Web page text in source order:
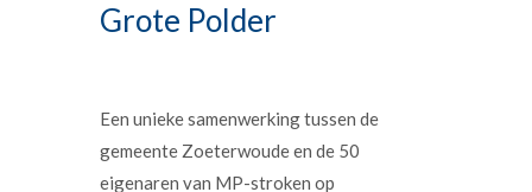
Grote Polder
Een unieke samenwerking tussen de
gemeente Zoeterwoude en de 50
eigenaren van MP-stroken op